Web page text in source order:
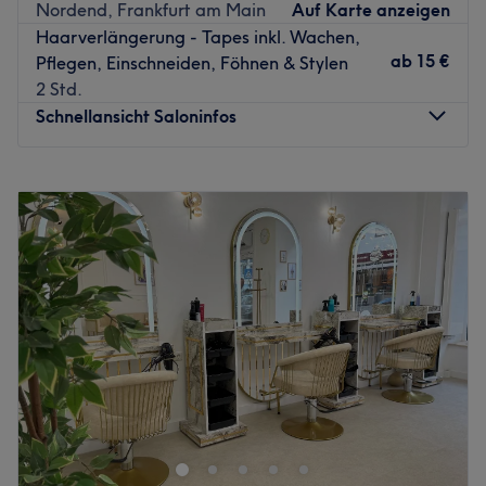
Expertise: Gesichtsbehandlungen, Mani- und Pediküre,
Augenbrauen- und Wimpernbehandlungen, Styling.
Extras: Kostenfreie Getränke und WLAN, keine Haustiere
erlaubt.
Nordend, Frankfurt am Main
Auf Karte anzeigen
Haarverlängerung - Tapes inkl. Wachen,
Pflegen, Einschneiden, Föhnen & Stylen
2 Std.
ab 15 €
Schnellansicht Saloninfos
Dienstag
Geschlossen
Mittwoch
09:00–19:00
Donnerstag
09:00–20:00
Freitag
09:00–20:00
Samstag
09:00–18:00
Sonntag
Geschlossen
Einen Friseur zu finden, der mit seiner professionellen
Arbeit überzeugt, ist nicht ganz so einfach, wie man
denkt. Bei Pure Passion Hair by Raquel in Frankfurt am
Main sind echte Könner am Werk, die selbst geschädigtes